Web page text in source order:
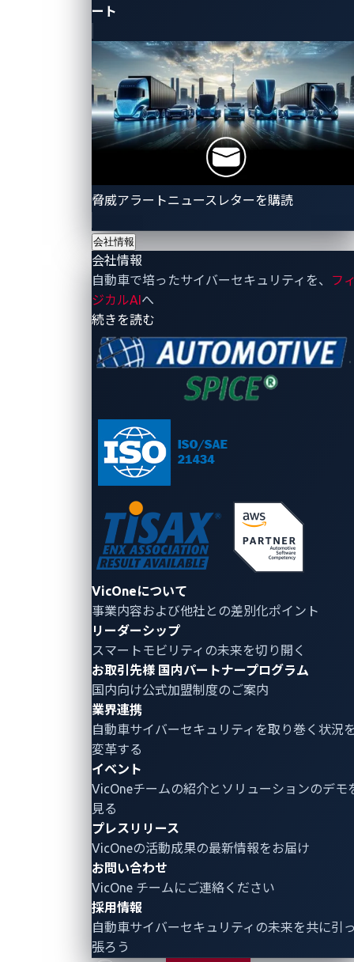
ート
脅威アラートニュースレターを購読
会社情報
会社情報
自動車で培ったサイバーセキュリティを、
フ
ジカルAIへ
続きを読む
VicOneについて
事業内容および他社との差別化ポイント
リーダーシップ
スマートモビリティの未来を切り開く
お取引先様 国内パートナープログラム
国内向け公式加盟制度のご案内
業界連携
自動車サイバーセキュリティ を取り巻く状況
変革する
イベント
VicOneチームの紹介とソリューションのデモ
見る
プレスリリース
VicOneの活動成果の最新情報をお届け
お問い合わせ
VicOne チームにご連絡ください
採用情報
自動車サイバーセキュリティの未来を共に引
張ろう